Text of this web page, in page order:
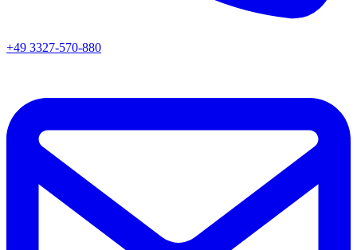
+49 3327-570-880